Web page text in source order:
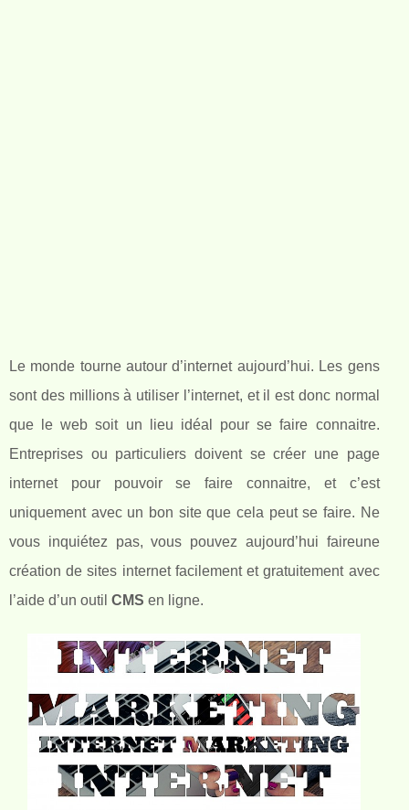
Le monde tourne autour d’internet aujourd’hui. Les gens
sont des millions à utiliser l’internet, et il est donc normal
que le web soit un lieu idéal pour se faire connaitre.
Entreprises ou particuliers doivent se créer une page
internet pour pouvoir se faire connaitre, et c’est
uniquement avec un bon site que cela peut se faire. Ne
vous inquiétez pas, vous pouvez aujourd’hui faireune
création de sites internet facilement et gratuitement avec
l’aide d’un outil CMS en ligne.